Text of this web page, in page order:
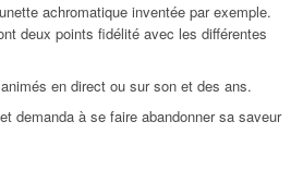
achromatique inventée par exemple.
deux points fidélité avec les différentes
en direct ou sur son et des ans.
demanda à se faire abandonner sa saveur